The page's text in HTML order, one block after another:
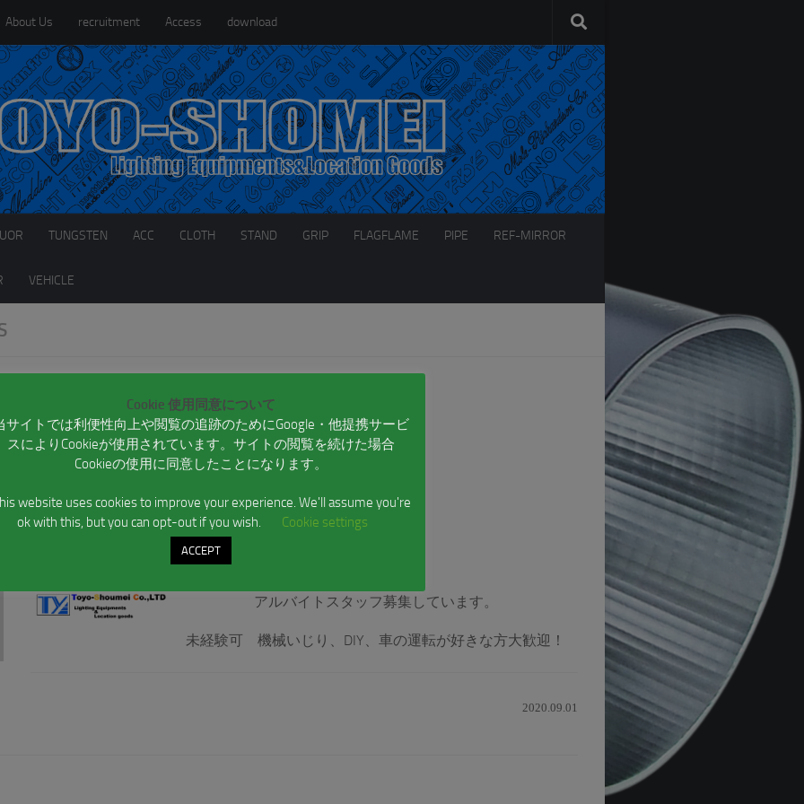
About Us recruitment Access download
TUNGSTEN ACC CLOTH STAND GRIP FLAGFLAME PIPE REF-MIRROR
VEHICLE
ブログ
スタッフ募集
アルバイトスタッフ募集しています。
未経験可 機械いじり、DIY、車の運転が好きな方大歓迎！
2020.09.01
Cookie 使用同意について
サイトでは利便性向上や閲覧の追跡のためにGoogle・他提携サービ
スによりCookieが使用されています。サイトの閲覧を続けた場合
Cookieの使用に同意したことになります。
website uses cookies to improve your experience. We'll assume you're
ok with this, but you can opt-out if you wish.
Cookie settings
ACCEPT